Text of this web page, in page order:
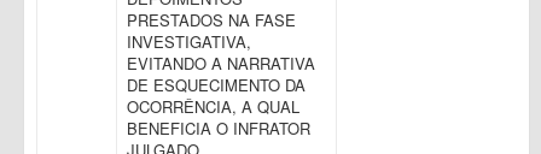
PRESTADOS NA FASE
INVESTIGATIVA,
EVITANDO A NARRATIVA
DE ESQUECIMENTO DA
OCORRÊNCIA, A QUAL
BENEFICIA O INFRATOR